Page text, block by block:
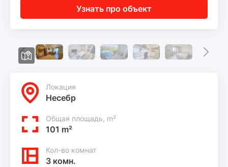
Узнать про объект
Локация
Несебр
Общая площадь, m²
101 m²
Кол-во комнат
3 комн.